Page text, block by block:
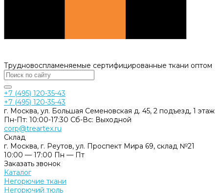
Трудновоспламеняемые сертифицированные ткани оптом
+7 (495) 120-35-43
+7 (495) 120-35-43
г. Москва, ул. Большая Семеновская д. 45, 2 подъезд, 1 этаж
Пн-Пт: 10:00-17:30 Cб-Вс: Выходной
corp@treartex.ru
Склад
г. Москва, г. Реутов, ул. Проспект Мира 69, склад №21
10:00 — 17:00 Пн — Пт
Заказать звонок
Каталог
Негорючие ткани
Негорючий тюль